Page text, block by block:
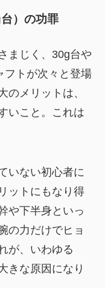
）の功罪
まじく、30g台や
フトが次々と登場
のメリットは、
いこと。これは
いない初心者に
ットにもなり得
や下半身といっ
の力だけでヒョ
が、いわゆる
きな原因になり